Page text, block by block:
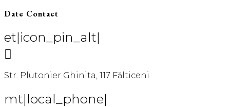
Date Contact
et|icon_pin_alt|

Str. Plutonier Ghinita, 117 Fălticeni
mt|local_phone|